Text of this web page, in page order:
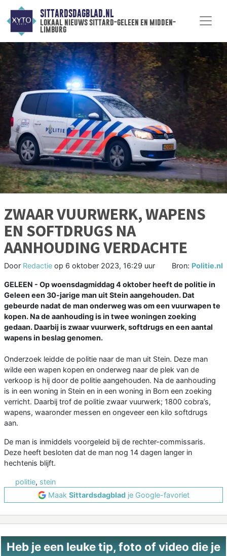
SITTARDSDAGBLAD.NL
lokaal nieuws sittard-geleen en midden-
limburg
ZWAAR VUURWERK, WAPENS
EN SOFTDRUGS NA
AANHOUDING VERDACHTE
Door Redactie op 6 oktober 2023, 16:29 uur Bron: Politie.nl
GELEEN - Op woensdagmiddag 4 oktober heeft de politie in
Geleen een 30-jarige man uit Stein aangehouden. Dat
gebeurde nadat de man onderweg was om een vuurwapen te
kopen. Na de aanhouding is in twee woningen zoeking
gedaan. Daarbij is zwaar vuurwerk, softdrugs en een aantal
wapens in beslag genomen.
Onderzoek leidde de politie naar de man uit Stein. Deze man
wilde een wapen kopen en onderweg naar de plek van de
verkoop is hij door de politie aangehouden. Na de aanhouding
is in een woning in Stein en in een woning in Born een zoeking
verricht. Daarbij trof de politie zwaar vuurwerk; 1800 cobra’s,
wapens, waaronder messen en ongeveer een kilo softdrugs
aan.
De man is inmiddels voorgeleid bij de rechter-commissaris.
Deze heeft besloten dat de man nog 14 dagen langer in
hechtenis blijft.
politie, stein
Maak Sittardsdagbladje Google-favoriet
Heb je een leuke tip, foto of video die je